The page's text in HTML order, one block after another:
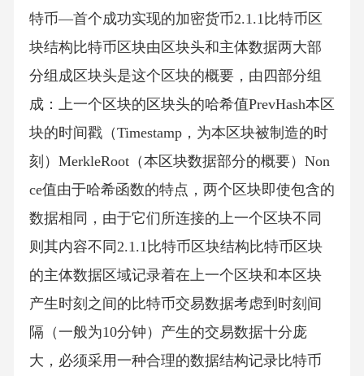
特币—首个成功实现的加密货币2.1.1比特币区
块结构比特币区块由区块头和主体数据两大部
分组成区块头是这个区块的概要，由四部分组
成：上一个区块的区块头的哈希值PrevHash本区
块的时间戳（Timestamp，为本区块被制造的时
刻）MerkleRoot（本区块数据部分的概要）Non
ce值由于哈希函数的特点，两个区块即使包含的
数据相同，由于它们所连接的上一个区块不同
则其内容不同2.1.1比特币区块结构比特币区块
的主体数据区域记录着在上一个区块和本区块
产生时刻之间的比特币交易数据考虑到时刻间
隔（一般为10分钟）产生的交易数据十分庞
大，必须采用一种合理的数据结构记录比特币